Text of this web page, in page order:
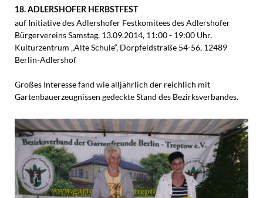
18. ADLERSHOFER HERBSTFEST
auf Initiative des Adlershofer Festkomitees des Adlershofer
Bürgervereins Samstag, 13.09.2014, 11:00 - 19:00 Uhr,
Kulturzentrum „Alte Schule“, Dörpfeldstraße 54-56, 12489
Berlin-Adlershof
Großes Interesse fand wie alljährlich der reichlich mit
Gartenbauerzeugnissen gedeckte Stand des Bezirksverbandes.